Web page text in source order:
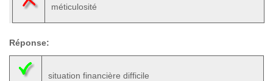
méticulosité
Réponse:
situation financière difficile